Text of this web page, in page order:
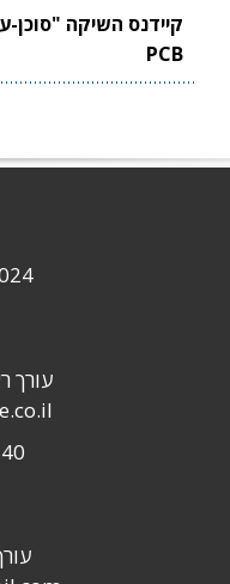
קיידנס השיקה
PCB
עורך